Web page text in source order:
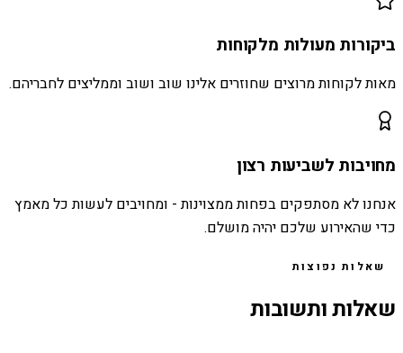
ביקורות מעולות מלקוחות
מאות לקוחות מרוצים שחוזרים אלינו שוב ושוב וממליצים לחבריהם.
מחויבות לשביעות רצון
אנחנו לא מסתפקים בפחות ממצוינות - ומחויבים לעשות כל מאמץ
כדי שהאירוע שלכם יהיה מושלם.
שאלות נפוצות
שאלות ותשובות